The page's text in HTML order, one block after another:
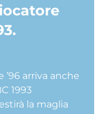
arriva anche
1993
la maglia